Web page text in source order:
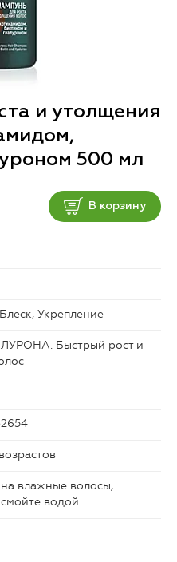
и утолщения
500 мл
В корзину
Укрепление
Быстрый рост и
влажные волосы,
смойте водой.